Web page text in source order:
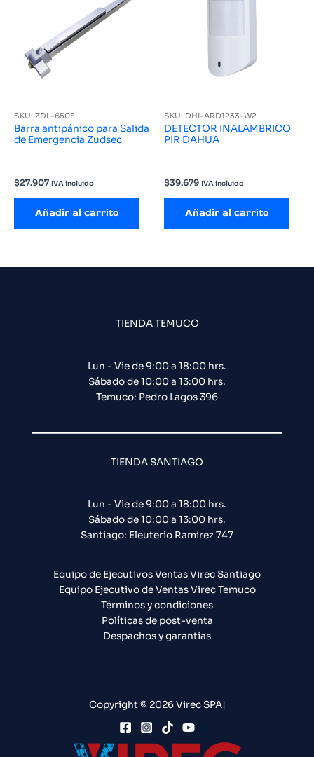
SKU: ZDL-650F
Barra antipánico para Salida
de Emergencia Zudsec
$27.907 IVA incluido
Añadir al carrito
SKU: DHI-ARD1233-W2
DETECTOR INALAMBRICO
PIR DAHUA
$39.679 IVA incluido
Añadir al carrito
TIENDA TEMUCO
Lun - Vie de 9:00 a 18:00 hrs.
Sábado de 10:00 a 13:00 hrs.
Temuco: Pedro Lagos 396
TIENDA SANTIAGO
Lun - Vie de 9:00 a 18:00 hrs.
Sábado de 10:00 a 13:00 hrs.
Santiago: Eleuterio Ramírez 747​
Equipo de Ejecutivos Ventas Virec Santiago
Equipo Ejecutivo de Ventas Virec Temuco
Términos y condiciones
Políticas de post-venta
Despachos y garantías
Copyright © 2026 Virec SPA|